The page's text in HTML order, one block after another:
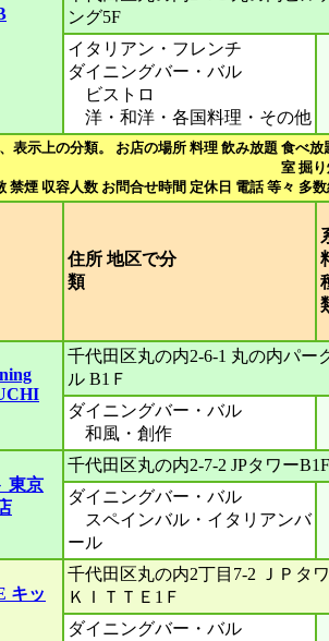
ング5F
イタリアン・フレンチ
ダイニングバー・バル
ビストロ
洋・和洋・各国料理・その他
表示上の分類。 お店の場所 料理 飲み放題 食べ放
室 掘
禁煙 収容人数 お問合せ時間 定休日 電話 等々 多
住所 地区で分
類
千代田区丸の内2-6-1 丸の内パー
ル B1Ｆ
ダイニングバー・バル
和風・創作
東京
千代田区丸の内2-7-2 JPタワーB1F
ダイニングバー・バル
スペインバル・イタリアンバ
ール
キッ
千代田区丸の内2丁目7-2 ＪＰタ
ＫＩＴＴＥ1Ｆ
ダイニングバー・バル